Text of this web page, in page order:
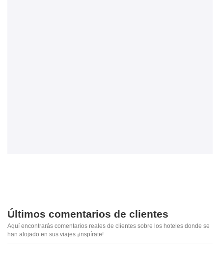
Últimos comentarios de clientes
Aquí encontrarás comentarios reales de clientes sobre los hoteles donde se
han alojado en sus viajes ¡inspírate!